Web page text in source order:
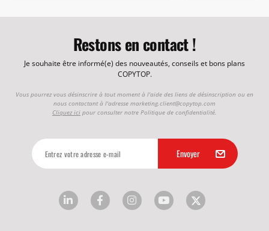
Restons en contact !
Je souhaite être informé(e) des nouveautés, conseils et bons plans
COPYTOP.
Vous pourrez vous désinscrire à tout moment à l'aide des liens de désinscription ou en
nous contactant à l'adresse marketing.client@copytop.com
Cliquez ici pour consulter notre Politique de confidentialité.